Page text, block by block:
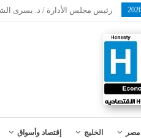
رئيس مجلس الأدارة / د. يسرى
مصر الخليج إقتصاد وأسواق